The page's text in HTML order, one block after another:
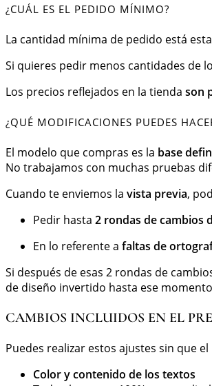
¿CUÁL ES EL PEDIDO MÍNIMO?
La cantidad mínima de pedido está
Si quieres pedir menos cantidades de
Los precios reflejados en la tienda son
¿QUÉ MODIFICACIONES PUEDES
El modelo que compras es la base
No trabajamos con muchas pruebas
Cuando te enviemos la vista previa,
Pedir hasta 2 rondas de cambios
En lo referente a faltas de
Si después de esas 2 rondas de
de diseño invertido hasta ese
CAMBIOS INCLUIDOS EN EL
Puedes realizar estos ajustes sin que
Color y contenido de los textos